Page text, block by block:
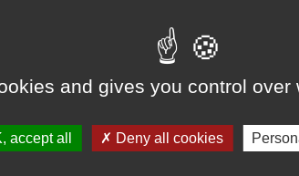
and gives you control over
accept all Deny all cookies